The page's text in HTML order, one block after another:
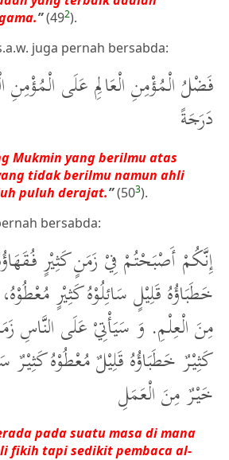
”(492).
juga pernah bersabda:
فَضْلُ الْمُؤْمِنِ الْعَالِمِ عَلَى الْمُؤْمِنِ
دَرَجَةً
Mukmin yang berilmu atas
tidak berilmu namun ahli
puluh derajat.”(503).
bersabda:
إِنَّكُمْ أَصْبَحْتُمْ فِيْ زَمَنٍ كَثِيْرٍ
خَطَبَاؤُهُ قَلِيْلٍ سَائِلُوْهُ كَثِيْرٍ
مِنَ الْعِلْمِ. وَ سَيَأْتِيْ عَلَى النَّاسِ
كَثِيْرٌ خَطَبَاؤُهُ قَلِيْلٌ مُعْطُوْهُ كَثِيْرٌ
خَيْرٌ مِنَ الْعَمَلِ
pada suatu masa di mana
fikih tapi sedikit pembaca al-